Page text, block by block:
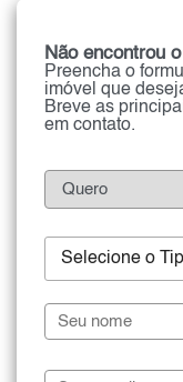
Não encontrou
Preencha o
imóvel que
Breve as
em contato.
Selecione o